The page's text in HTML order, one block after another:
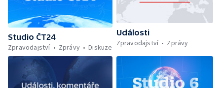
Studio ČT24
Zpravodajství
Zprávy Diskuze
Události
Zpravodajství
Zprávy